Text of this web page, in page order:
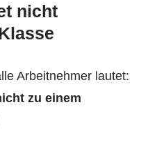
nicht
Arbeitnehmer lautet:
zu einem